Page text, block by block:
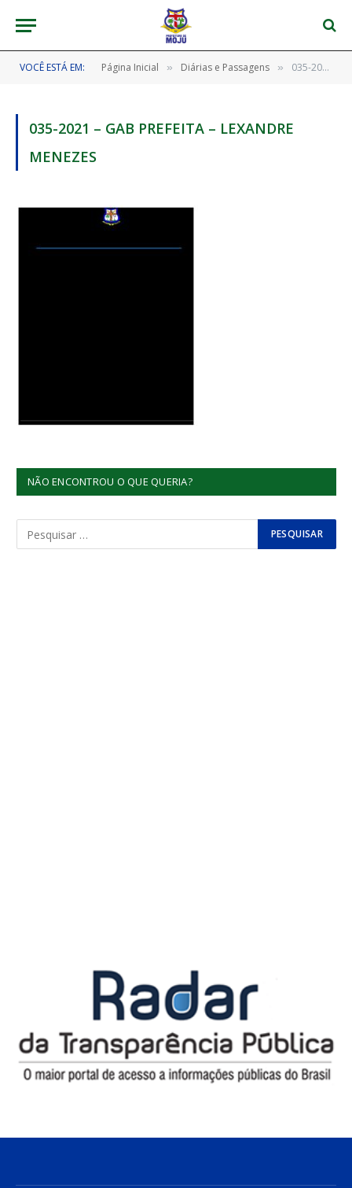
VOCÊ ESTÁ EM: Página Inicial » Diárias e Passagens » 035-2021 – GAB PREFEITA – LEXANDRE MENEZES
035-2021 – GAB PREFEITA – LEXANDRE
MENEZES
NÃO ENCONTROU O QUE QUERIA?